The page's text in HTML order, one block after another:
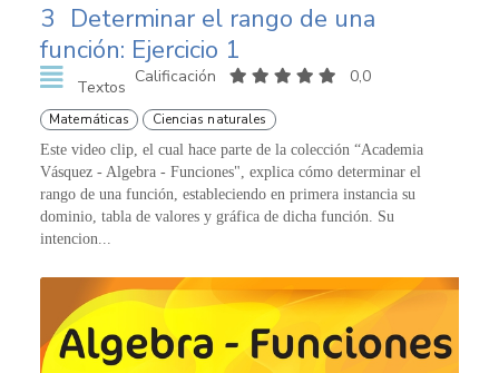
3 Determinar el rango de una
función: Ejercicio 1
Textos
Calificación 0,0
Matemáticas Ciencias naturales
Este video clip, el cual hace parte de la colección “Academia
Vásquez - Algebra - Funciones", explica cómo determinar el
rango de una función, estableciendo en primera instancia su
dominio, tabla de valores y gráfica de dicha función. Su
intencion...